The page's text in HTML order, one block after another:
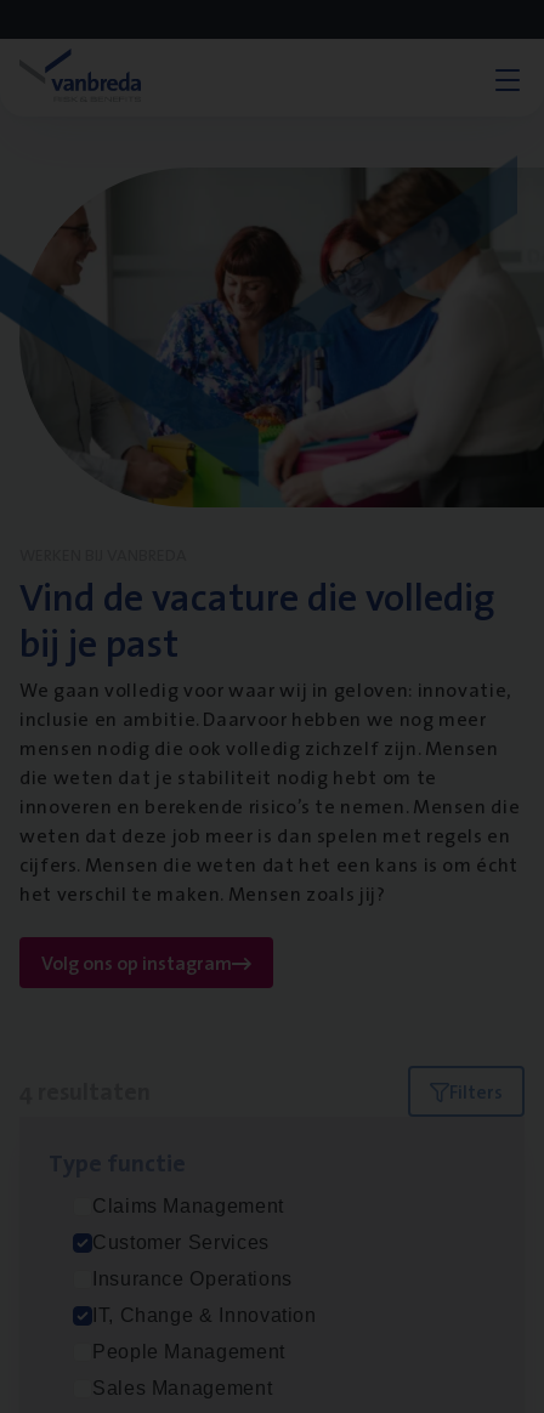
Vind de vacature die volledig
bij je past
We gaan volledig voor waar wij in geloven: innovatie,
inclusie en ambitie. Daarvoor hebben we nog meer
mensen nodig die ook volledig zichzelf zijn. Mensen
die weten dat je stabiliteit nodig hebt om te
innoveren en berekende risico’s te nemen. Mensen die
weten dat deze job meer is dan spelen met regels en
cijfers. Mensen die weten dat het een kans is om écht
het verschil te maken. Mensen zoals jij?
Volg ons op instagram
Filters
Claims Management
Customer Services
Insurance Operations
IT, Change & Innovation
People Management
Sales Management
Test Ana­lyst
IT, Change & Innovation
Antwerpen
Busi­ness Analyst